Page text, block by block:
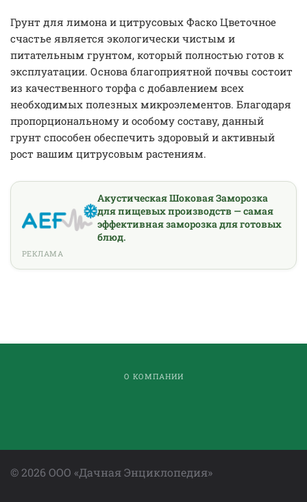
Грунт для лимона и цитрусовых Фаско Цветочное
счастье является экологически чистым и
питательным грунтом, который полностью готов к
эксплуатации. Основа благоприятной почвы состоит
из качественного торфа с добавлением всех
необходимых полезных микроэлементов. Благодаря
пропорциональному и особому составу, данный
грунт способен обеспечить здоровый и активный
рост вашим цитрусовым растениям.
Акустическая Шоковая Заморозка
для пищевых производств — самая
эффективная заморозка для готовых
блюд.
РЕКЛАМА
О КОМПАНИИ
©2026 ООО «Дачная Энциклопедия»